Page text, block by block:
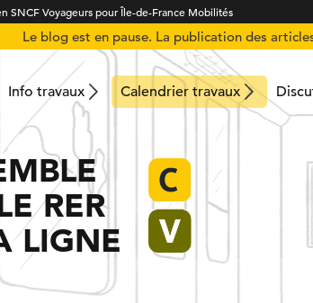
SNCF Voyageurs pour Île-de-France Mobilités
Le blog est en pause. La publication des
Info travaux Calendrier travaux
RER
LIGNE